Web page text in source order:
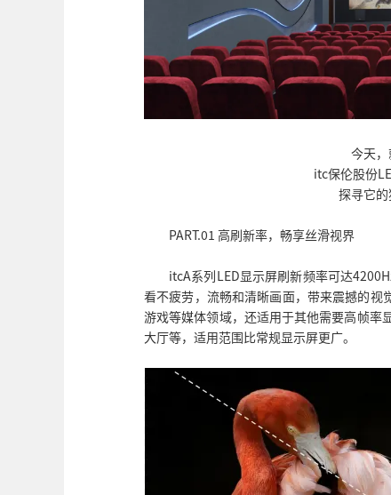
今天
itc保伦股份
探寻它
PART.01 高刷新率，畅享丝滑视界
itcA系列LED显示屏刷新频率可达
看不疲劳，流畅和清晰画面，带来震撼的视
游戏等媒体领域，还适用于其他需要高帧率
大厅等，适用范围比常规显示屏更广。